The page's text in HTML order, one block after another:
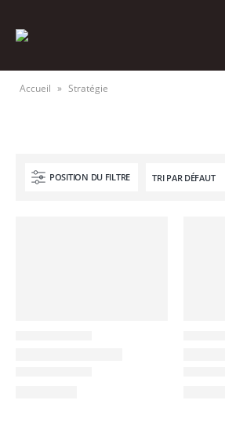
Accueil » Stratégie
POSITION DU FILTRE